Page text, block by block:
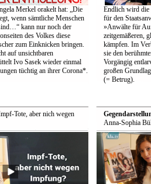
Merkel orakelt hat: „Die
wenn sämtliche Menschen
kann nur noch der
des Volkes diese
zum Einknicken bringen.
auf unsichtbaren
Ivo Sasek wieder einmal
tüchtig an ihrer Corona*.
Endlich wird die
für den
»Anwälte für
zeitgemäßeren,
kämpfen. Im
sie den
Vorgängig
großen
(= Betrug).
Tote, aber nich wegen
Anna-Sophia